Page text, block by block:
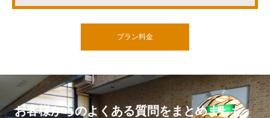
プラン料金
お客様からのよくある質問をまとめました。